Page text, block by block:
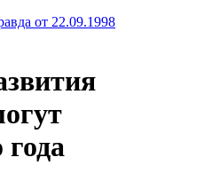
от 22.09.1998